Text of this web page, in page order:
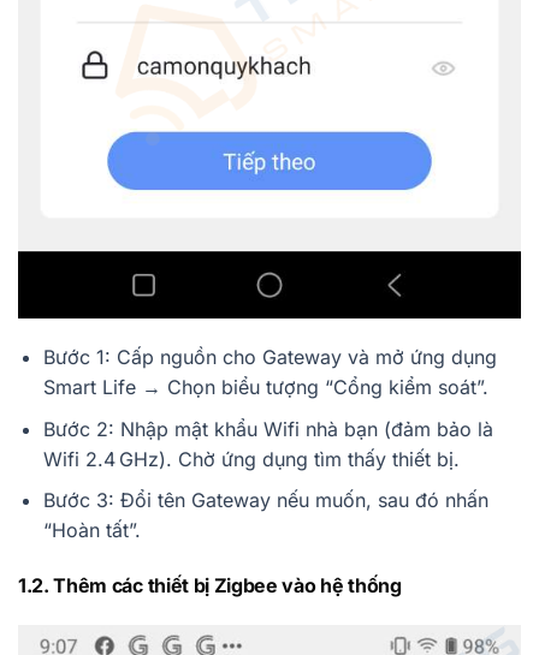
Bước 1: Cấp nguồn cho Gateway và mở ứng dụng
Smart Life → Chọn biểu tượng “Cổng kiểm soát”.
Bước 2: Nhập mật khẩu Wifi nhà bạn (đảm bảo là
Wifi 2.4 GHz). Chờ ứng dụng tìm thấy thiết bị.
Bước 3: Đổi tên Gateway nếu muốn, sau đó nhấn
“Hoàn tất”.
1.2. Thêm các thiết bị Zigbee vào hệ thống